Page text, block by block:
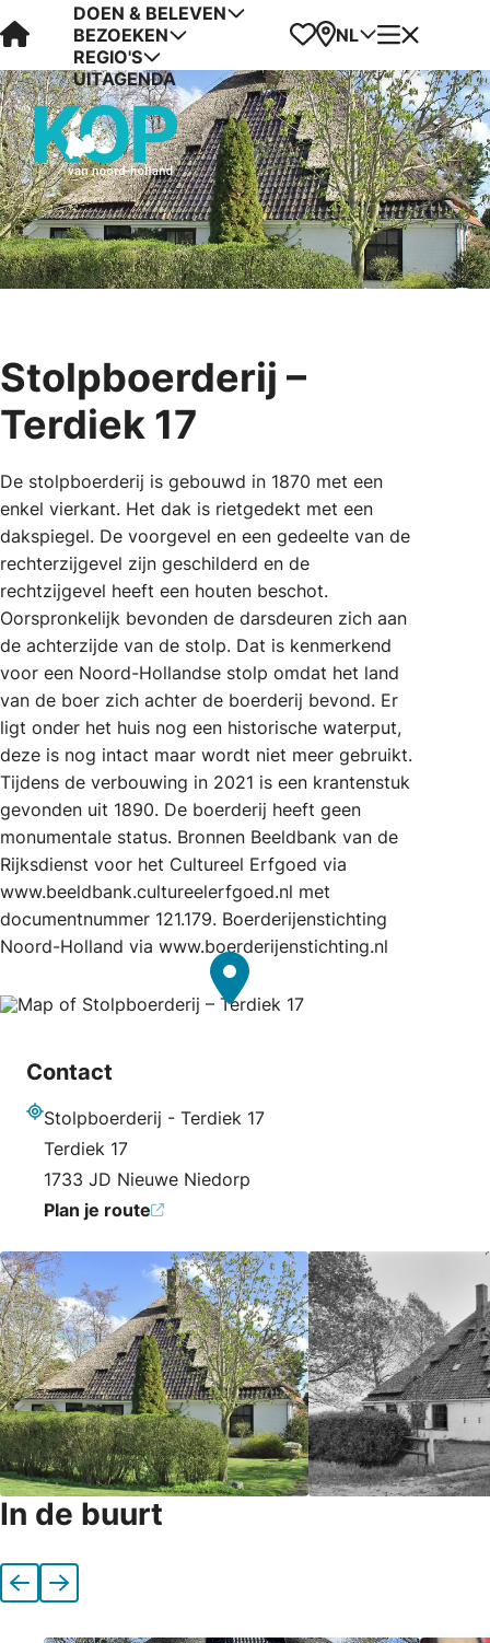
Visit Kop van Holland
DOEN & BELEVEN
BEZOEKEN
REGIO'S
UITAGENDA
Favorieten
Kaart
NL Menu
Stolpboerderij –
Terdiek 17
De stolpboerderij is gebouwd in 1870 met een
enkel vierkant. Het dak is rietgedekt met een
dakspiegel. De voorgevel en een gedeelte van de
rechterzijgevel zijn geschilderd en de
rechtzijgevel heeft een houten beschot.
Oorspronkelijk bevonden de darsdeuren zich aan
de achterzijde van de stolp. Dat is kenmerkend
voor een Noord-Hollandse stolp omdat het land
van de boer zich achter de boerderij bevond. Er
ligt onder het huis nog een historische waterput,
deze is nog intact maar wordt niet meer gebruikt.
Tijdens de verbouwing in 2021 is een krantenstuk
gevonden uit 1890. De boerderij heeft geen
monumentale status. Bronnen Beeldbank van de
Rijksdienst voor het Cultureel Erfgoed via
www.beeldbank.cultureelerfgoed.nl met
documentnummer 121.179. Boerderijenstichting
Noord-Holland via www.boerderijenstichting.nl
Contact
Stolpboerderij - Terdiek 17
Terdiek 17
1733 JD Nieuwe Niedorp
Plan je route
In de buurt
VorigeVolgende